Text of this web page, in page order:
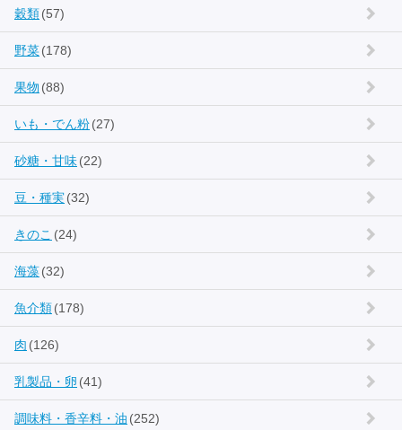
穀類(57)
野菜(178)
果物 (88)
いも・でん粉(27)
砂糖・甘味(22)
豆・種実(32)
きのこ (24)
海藻(32)
魚介類(178)
肉 (126)
乳製品・卵 (41)
調味料・香辛料・油 (252)